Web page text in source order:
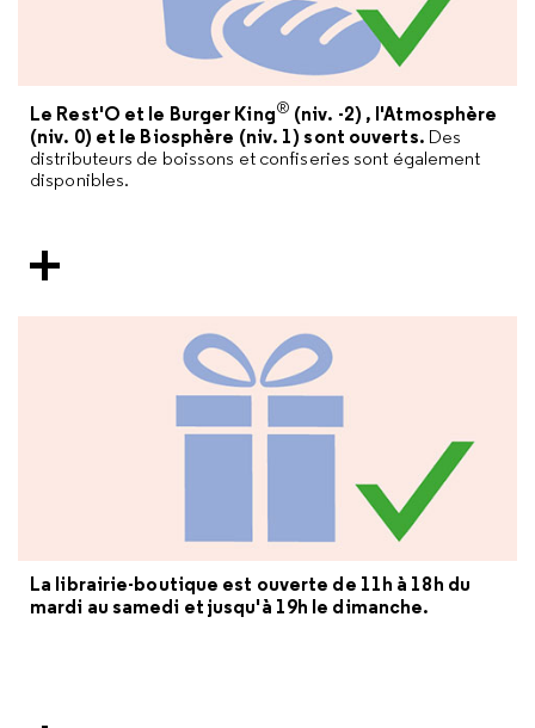
Le Rest'O et le Burger King® (niv. -2) , l'Atmosphère
(niv. 0) et le Biosphère (niv. 1) sont ouverts. Des
distributeurs de boissons et confiseries sont également
disponibles.
La librairie-boutique est ouverte de 11h à 18h du
mardi au samedi et jusqu'à 19h le dimanche.